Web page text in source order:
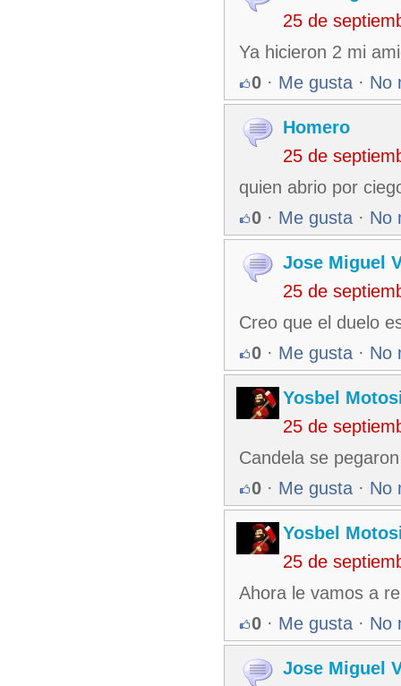
25 de
Ya hicieron 2 mi
0 · Me gusta · No
Homero
25 de
quien abrio por
0 · Me gusta · No
Jose Miguel
25 de
Creo que el duelo
0 · Me gusta · No
Yosbel
25 de
Candela se
0 · Me gusta · No
Yosbel
25 de
Ahora le vamos a
0 · Me gusta · No
Jose Miguel